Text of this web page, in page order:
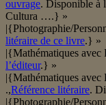
ouvrage. Disponible à
Cultura ….} »
|{Photographie/
litéraire de ce livre.} »
|{Mathématiques avec
l’éditeur.} »
|{Mathématiques avec
.,Référence litéraire.
|{Photographie/